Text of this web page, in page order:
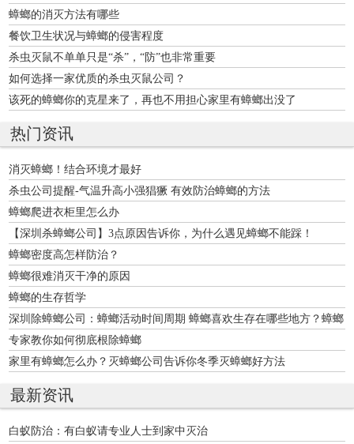
蟑螂的消灭方法有哪些
餐饮卫生状况与蟑螂的侵害程度
杀虫灭鼠不单单只是“杀”，“防”也非常重要
如何选择一家优质的杀虫灭鼠公司？
该死的蟑螂你的克星来了，再也不用担心家里有蟑螂出没了
热门资讯
消灭蟑螂！结合环境才最好
杀虫公司提醒-气温升高小强猖獗 有效防治蟑螂的方法
蟑螂爬进衣柜里怎么办
【深圳杀蟑螂公司】3点原因告诉你，为什么遇见蟑螂不能踩！
蟑螂密度高怎样防治？
蟑螂很难消灭干净的原因
蟑螂的生存哲学
深圳除蟑螂公司：蟑螂活动时间周期 蟑螂喜欢生存在哪些地方？蟑螂
的主要栖息场所
专家教你如何彻底根除蟑螂
家里有蟑螂怎么办？灭蟑螂公司告诉你冬季灭蟑螂好方法
最新资讯
白蚁防治：有白蚁请专业人士到家中灭治